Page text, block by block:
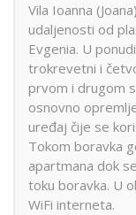
Vila Ioanna
udaljenosti od
Evgenia. U
trokrevetni i
prvom i drugom
osnovno
uređaj čije se
Tokom boravka
apartmana dok
toku boravka. U
WiFi interneta.